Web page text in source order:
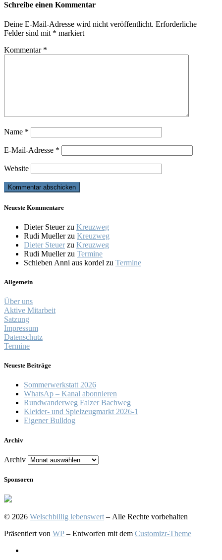
Schreibe einen Kommentar
Deine E-Mail-Adresse wird nicht veröffentlicht. Erforderliche
Felder sind mit * markiert
Kommentar *
Name *
E-Mail-Adresse *
Website
Neueste Kommentare
Dieter Steuerzu Kreuzweg
Rudi Muellerzu Kreuzweg
Dieter Steuerzu Kreuzweg
Rudi Muellerzu Termine
Schieben Anni aus kordel zu Termine
Allgemein
Über uns
Aktive Mitarbeit
Satzung
Impressum
Datenschutz
Termine
Neueste Beiträge
Sommerwerkstatt 2026
WhatsAp – Kanal abonnieren
Rundwanderweg Falzer Bachweg
Kleider- und Spielzeugmarkt 2026-1
Eigener Bulldog
Archiv
Archiv
Sponsoren
© 2026 Welschbillig lebenswert – Alle Rechte vorbehalten
Präsentiert von WP – Entworfen mit dem Customizr-Theme